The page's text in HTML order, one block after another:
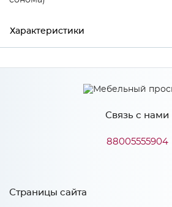
Характеристики
Ширина 2032
750
972
Тэкс
Материал
Связь с нами
88005555904
Страницы сайта